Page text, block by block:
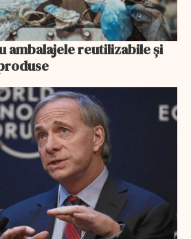
ambalajele reutilizabile și